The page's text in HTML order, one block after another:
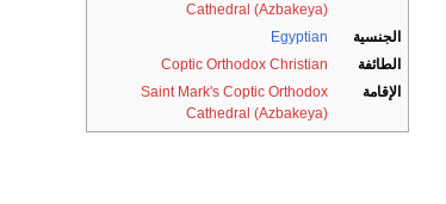
Cathedral (Azbakeya)
الجنسية
Egyptian
الطائفة
Coptic Orthodox Christian
الإقامة
Saint Mark's Coptic Orthodox
Cathedral (Azbakeya)